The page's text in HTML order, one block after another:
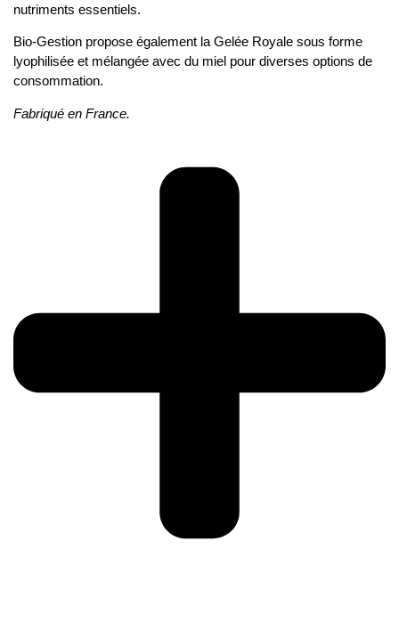
nutriments essentiels.
Bio-Gestion propose également la Gelée Royale sous forme
lyophilisée et mélangée avec du miel pour diverses options de
consommation.
Fabriqué en France.